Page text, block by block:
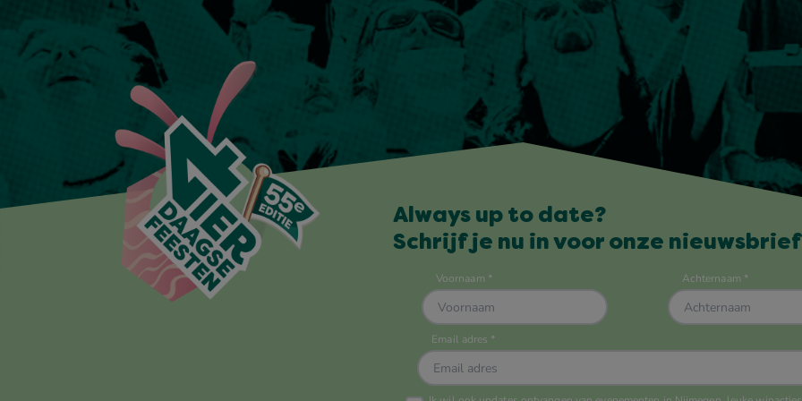
Always up to date?
Schrijf je nu in voor onze